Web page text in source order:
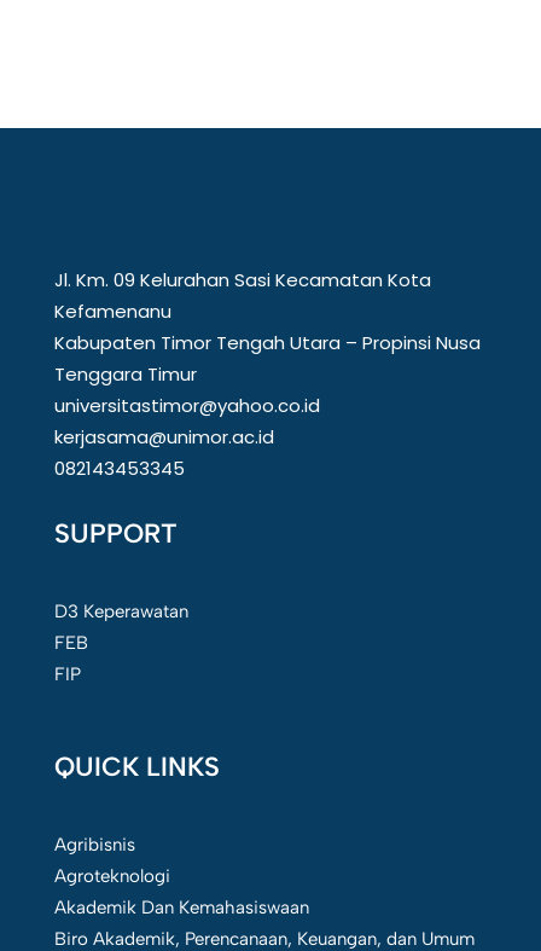
Jl. Km. 09 Kelurahan Sasi Kecamatan Kota
Kefamenanu
Kabupaten Timor Tengah Utara – Propinsi Nusa
Tenggara Timur
universitastimor@yahoo.co.id
kerjasama@unimor.ac.id
082143453345
SUPPORT
D3 Keperawatan
FEB
FIP
QUICK LINKS
Agribisnis
Agroteknologi
Akademik Dan Kemahasiswaan
Biro Akademik, Perencanaan, Keuangan, dan Umum